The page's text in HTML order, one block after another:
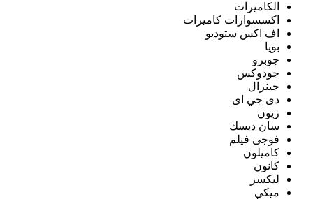
الكاميرات
اكسسوارات كاميرات
اف اكس ستوديو
بويا
جوبرو
جودوكس
جينرال
دى جي اى
زيون
سان ديسك
فوجى فيلم
كاميلون
كانون
ليكسر
ميكي